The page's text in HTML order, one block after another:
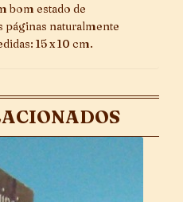
bom estado de
páginas naturalmente
15 x 10 cm.